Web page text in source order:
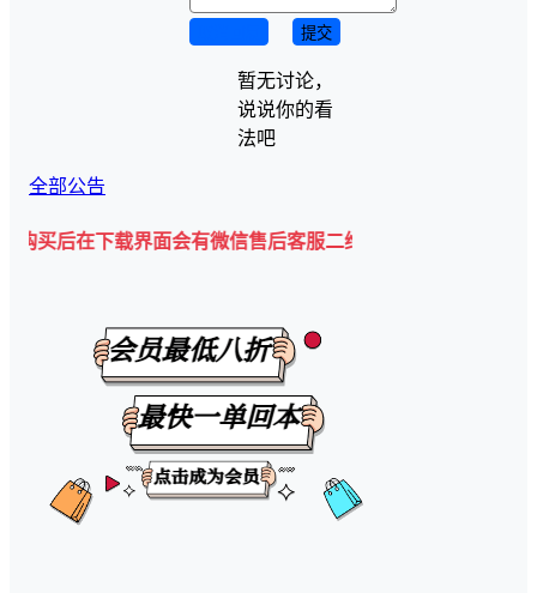
提交
暂无讨论，
说说你的看
法吧
全部公告
下载界面会有微信售后客服二维码💡